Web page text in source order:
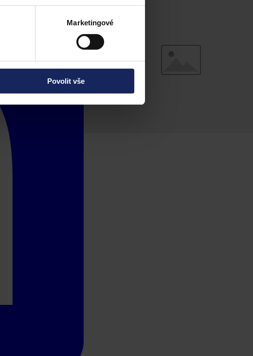
Marketingové
Povolit vše